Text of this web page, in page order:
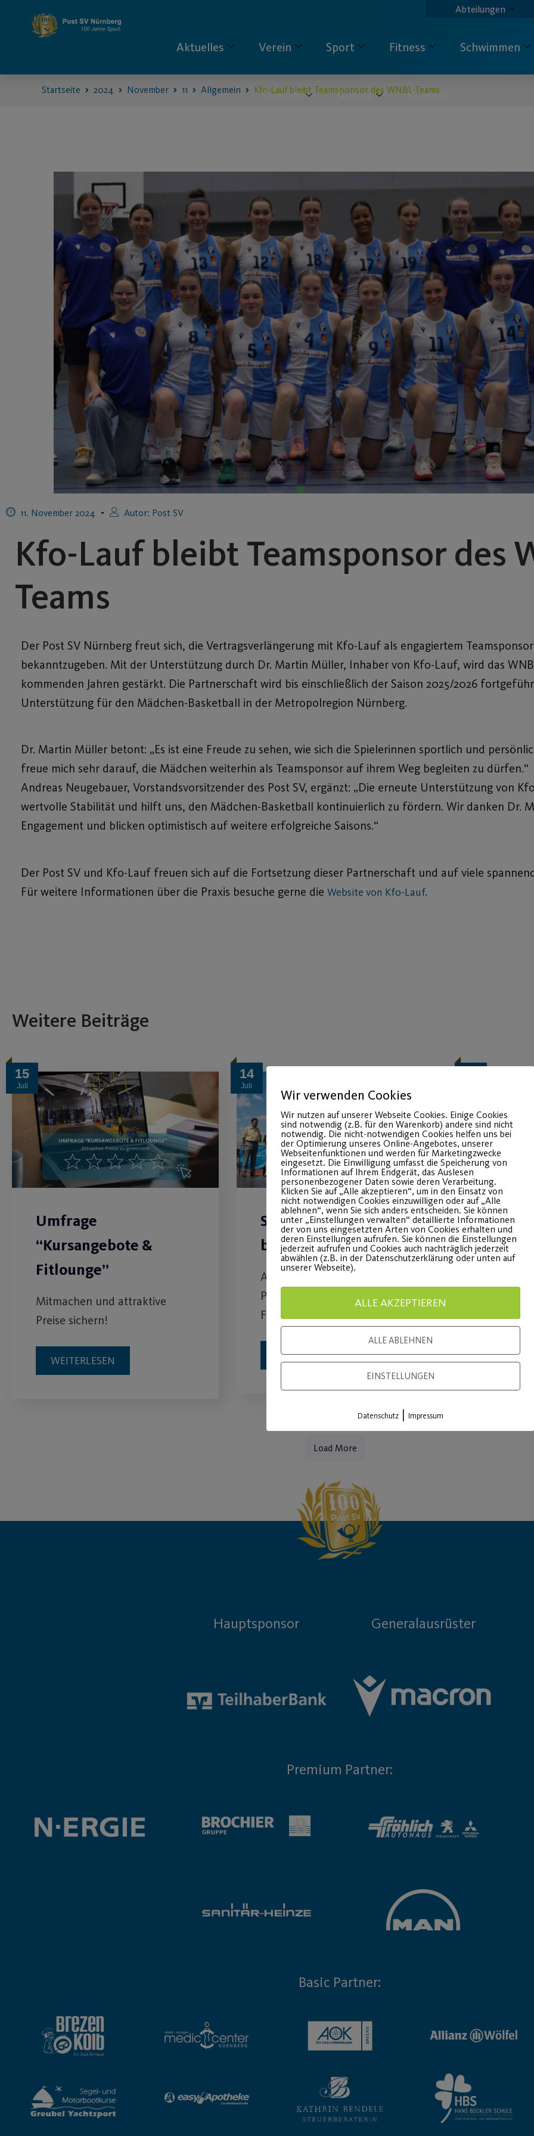
Abteilungen
Aktuelles Verein Sport Fitness Schwimmen
Specials Service Kontakt
Startseite 2024 November 11 Allgemein Kfo-Lauf bleibt Teamsponsor des WNBL-Teams
11. November 2024 Autor: Post SV
Kfo-Lauf bleibt Teamsponsor des
Teams
Der Post SV Nürnberg freut sich, die Vertragsverlängerung mit Kfo-Lauf als engagiertem Teamsponsor
bekanntzugeben. Mit der Unterstützung durch Dr. Martin Müller, Inhaber von Kfo-Lauf, wird das
kommenden Jahren gestärkt. Die Partnerschaft wird bis einschließlich der Saison 2025/2026
Unterstützung für den Mädchen-Basketball in der Metropolregion Nürnberg.
Dr. Martin Müller betont: „Es ist eine Freude zu sehen, wie sich die Spielerinnen sportlich und
freue mich sehr darauf, die Mädchen weiterhin als Teamsponsor auf ihrem Weg begleiten zu dürfen.“
Andreas Neugebauer, Vorstandsvorsitzender des Post SV, ergänzt: „Die erneute Unterstützung von
wertvolle Stabilität und hilft uns, den Mädchen-Basketball kontinuierlich zu fördern. Wir danken Dr.
Engagement und blicken optimistisch auf weitere erfolgreiche Saisons.“
Der Post SV und Kfo-Lauf freuen sich auf die Fortsetzung dieser Partnerschaft und auf viele
Für weitere Informationen über die Praxis besuche gerne die Website von Kfo-Lauf.
Weitere Beiträge
15
Juli
Umfrage
“Kursangebote &
Fitlounge”
Mitmachen und attraktive
Preise sichern!
WEITERLESEN
14
Juli
Sportfestival 2026
begeistert Besucher
Abwechslungsreiches
Programm für die ganze
Familie
WEITERLESEN
2026
Fit und
Load More
Hauptsponsor Generalausrüster
Premium Partner:
Basic Partner:
Wir verwenden Cookies
Wir nutzen auf unserer Webseite Cookies. Einige Cookies
sind notwendig (z.B. für den Warenkorb) andere sind nicht
notwendig. Die nicht-notwendigen Cookies helfen uns bei
der Optimierung unseres Online-Angebotes, unserer
Webseitenfunktionen und werden für Marketingzwecke
eingesetzt. Die Einwilligung umfasst die Speicherung von
Informationen auf Ihrem Endgerät, das Auslesen
personenbezogener Daten sowie deren Verarbeitung.
Klicken Sie auf „Alle akzeptieren“, um in den Einsatz von
nicht notwendigen Cookies einzuwilligen oder auf „Alle
ablehnen“, wenn Sie sich anders entscheiden. Sie können
unter „Einstellungen verwalten“ detaillierte Informationen
der von uns eingesetzten Arten von Cookies erhalten und
deren Einstellungen aufrufen. Sie können die Einstellungen
jederzeit aufrufen und Cookies auch nachträglich jederzeit
abwählen (z.B. in der Datenschutzerklärung oder unten auf
unserer Webseite).
ALLE AKZEPTIEREN
ALLE ABLEHNEN
EINSTELLUNGEN
Datenschutz | Impressum